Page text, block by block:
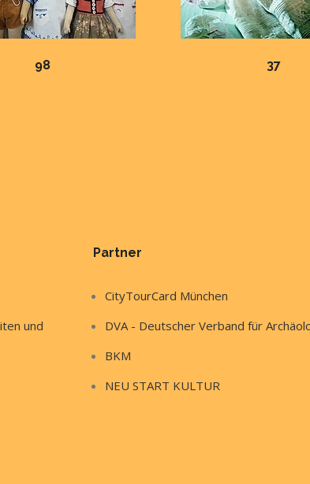
98 37
und
Partner
CityTourCard München
DVA - Deutscher Verband für
BKM
NEU START KULTUR